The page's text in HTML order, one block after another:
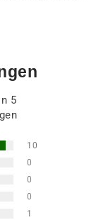
5
10
0
0
0
1